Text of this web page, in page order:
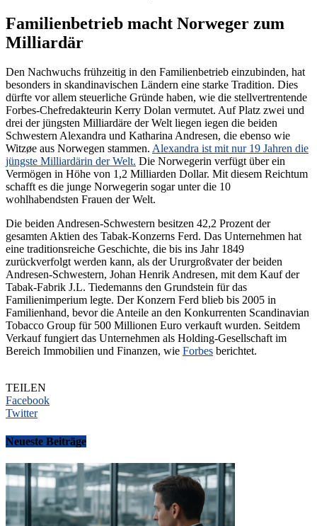
Familienbetrieb macht Norweger zum
Milliardär
Den Nachwuchs frühzeitig in den Familienbetrieb einzubinden, hat
besonders in skandinavischen Ländern eine starke Tradition. Dies
dürfte vor allem steuerliche Gründe haben, wie die stellvertrentende
Forbes-Chefredakteurin Kerry Dolan vermutet. Auf Platz zwei und
drei der jüngsten Milliardäre der Welt liegen iegen die beiden
Schwestern Alexandra und Katharina Andresen, die ebenso wie
Witzøe aus Norwegen stammen. Alexandra ist mit nur 19 Jahren die
jüngste Milliardärin der Welt. Die Norwegerin verfügt über ein
Vermögen in Höhe von 1,2 Milliarden Dollar. Mit diesem Reichtum
schafft es die junge Norwegerin sogar unter die 10
wohlhabendsten Frauen der Welt.
Die beiden Andresen-Schwestern besitzen 42,2 Prozent der
gesamten Aktien des Tabak-Konzerns Ferd. Das Unternehmen hat
eine traditionsreiche Geschichte, die bis ins Jahr 1849
zurückverfolgt werden kann, als der Ururgroßvater der beiden
Andresen-Schwestern, Johan Henrik Andresen, mit dem Kauf der
Tabak-Fabrik J.L. Tiedemanns den Grundstein für das
Familienimperium legte. Der Konzern Ferd blieb bis 2005 in
Familienhand, bevor die Anteile an den Konkurrenten Scandinavian
Tobacco Group für 500 Millionen Euro verkauft wurden. Seitdem
Verkauf fungiert das Unternehmen als Holding-Gesellschaft im
Bereich Immobilien und Finanzen, wie Forbes berichtet.
TEILEN
Facebook
Twitter
Neueste Beiträge